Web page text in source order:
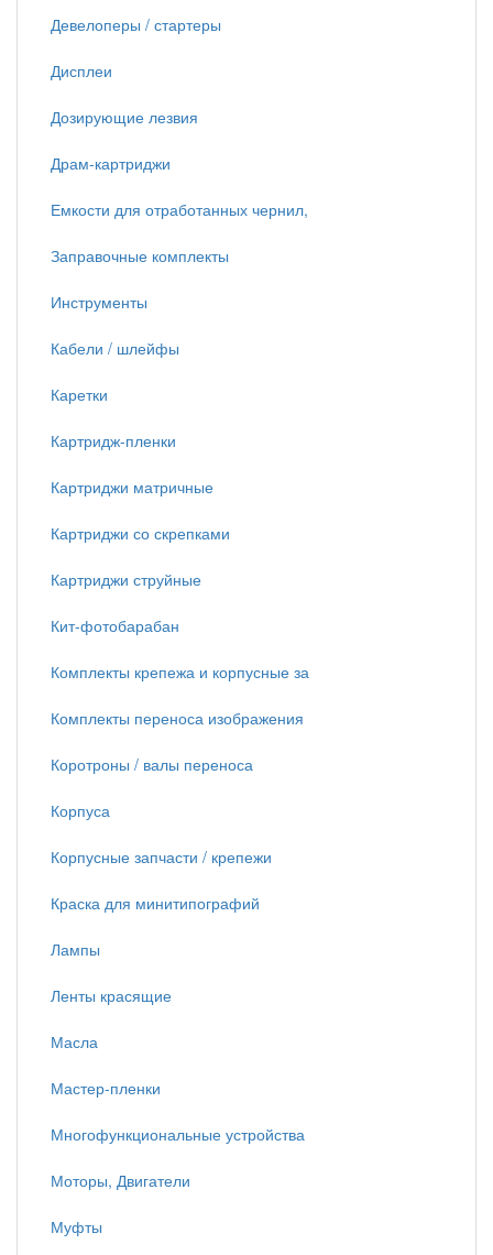
Девелоперы / стартеры
Дисплеи
Дозирующие лезвия
Драм-картриджи
Емкости для отработанных чернил,
Заправочные комплекты
Инструменты
Кабели / шлейфы
Каретки
Картридж-пленки
Картриджи матричные
Картриджи со скрепками
Картриджи струйные
Кит-фотобарабан
Комплекты крепежа и корпусные за
Комплекты переноса изображения
Коротроны / валы переноса
Корпуса
Корпусные запчасти / крепежи
Краска для минитипографий
Лампы
Ленты красящие
Масла
Мастер-пленки
Многофункциональные устройства
Моторы, Двигатели
Муфты